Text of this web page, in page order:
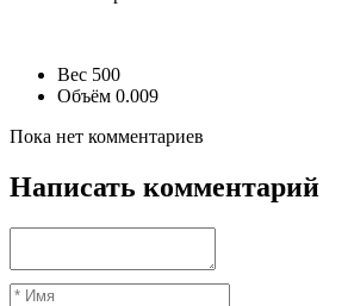
Вес 500
Объём 0.009
Пока нет комментариев
Написать комментарий